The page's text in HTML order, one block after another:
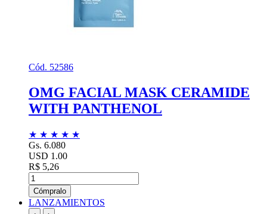
Cód. 52586
OMG FACIAL MASK CERAMIDE
WITH PANTHENOL
★ ★ ★ ★ ★
Gs. 6.080
USD 1.00
R$ 5,26
Cómpralo
LANZAMIENTOS